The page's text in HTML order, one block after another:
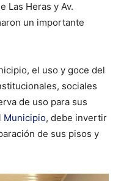
Las Heras y Av.
un importante
el uso y goce del
sociales
de uso para sus
Municipio, debe invertir
de sus pisos y